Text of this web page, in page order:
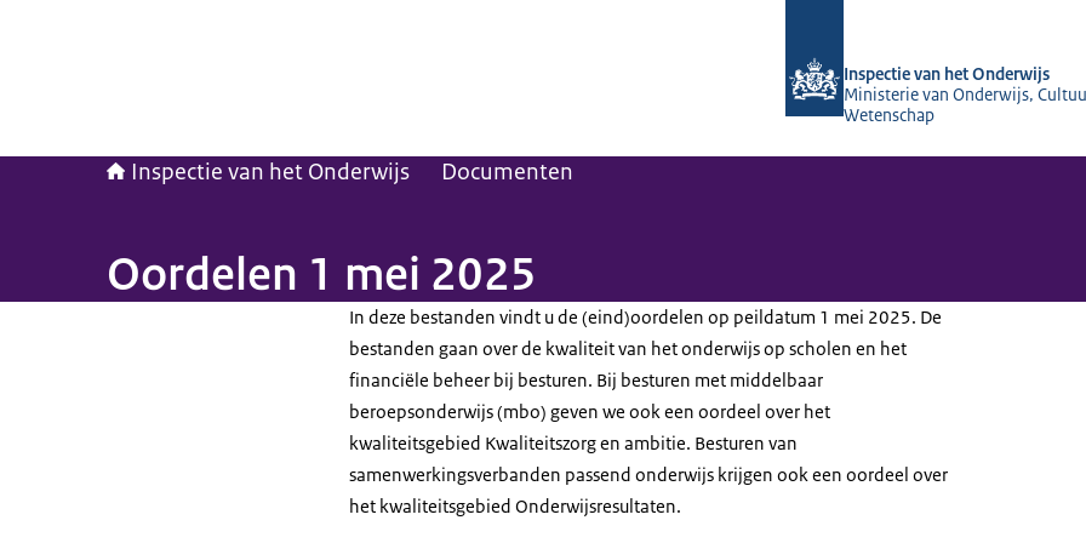
Inspectie van het Onderwijs
Ministerie van Onderwijs,
Wetenschap
Inspectie van het Onderwijs Documenten
Oordelen 1 mei 2025
In deze bestanden vindt u de (eind)oordelen op peildatum 1 mei 2025. De
bestanden gaan over de kwaliteit van het onderwijs op scholen en het
financiële beheer bij besturen. Bij besturen met middelbaar
beroepsonderwijs (mbo) geven we ook een oordeel over het
kwaliteitsgebied Kwaliteitszorg en ambitie. Besturen van
samenwerkingsverbanden passend onderwijs krijgen ook een oordeel over
het kwaliteitsgebied Onderwijsresultaten.